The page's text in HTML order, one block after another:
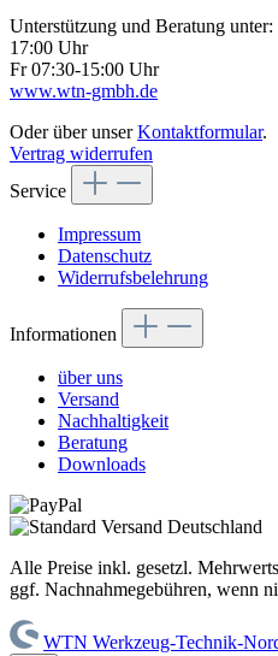
Unterstützung und Beratung unter:
17:00 Uhr
Fr 07:30-15:00 Uhr
www.wtn-gmbh.de
Oder über unserKontaktformular.
Vertrag widerrufen
Service
Impressum
Datenschutz
Widerrufsbelehrung
Informationen
über uns
Versand
Nachhaltigkeit
Beratung
Downloads
Alle Preise inkl. gesetzl.
ggf. Nachnahmegebühren, wenn
WTN Werkzeug-Technik-